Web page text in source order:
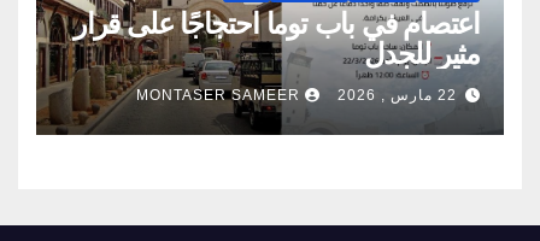
اعتصام في باب توما احتجاجًا على قرار
مثير للجدل
22 مارس , 2026 MONTASER SAMEER